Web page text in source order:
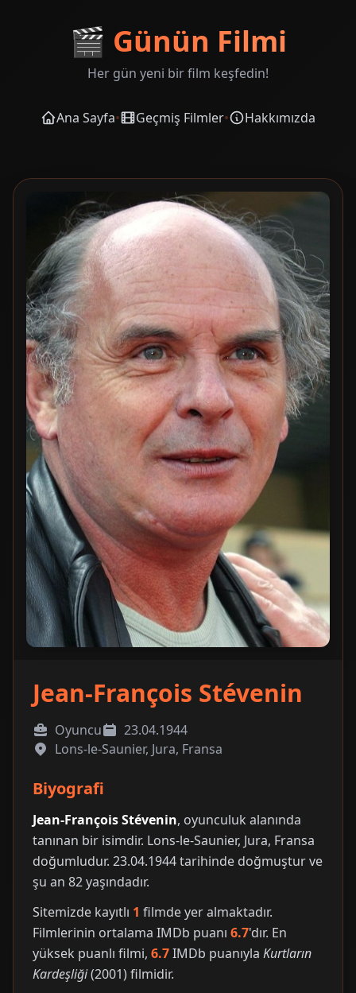
🎬 Günün Filmi
Her gün yeni bir film keşfedin!
Ana Sayfa• Geçmiş Filmler• Hakkımızda
Jean-François Stévenin
Oyuncu
23.04.1944
Lons-le-Saunier, Jura, Fransa
Biyografi
Jean-François Stévenin, oyunculuk alanında
tanınan bir isimdir. Lons-le-Saunier, Jura, Fransa
doğumludur. 23.04.1944 tarihinde doğmuştur ve
şu an 82 yaşındadır.
Sitemizde kayıtlı 1 filmde yer almaktadır.
Filmlerinin ortalama IMDb puanı 6.7'dır. En
yüksek puanlı filmi, 6.7IMDb puanıyla Kurtların
Kardeşliği(2001) filmidir.